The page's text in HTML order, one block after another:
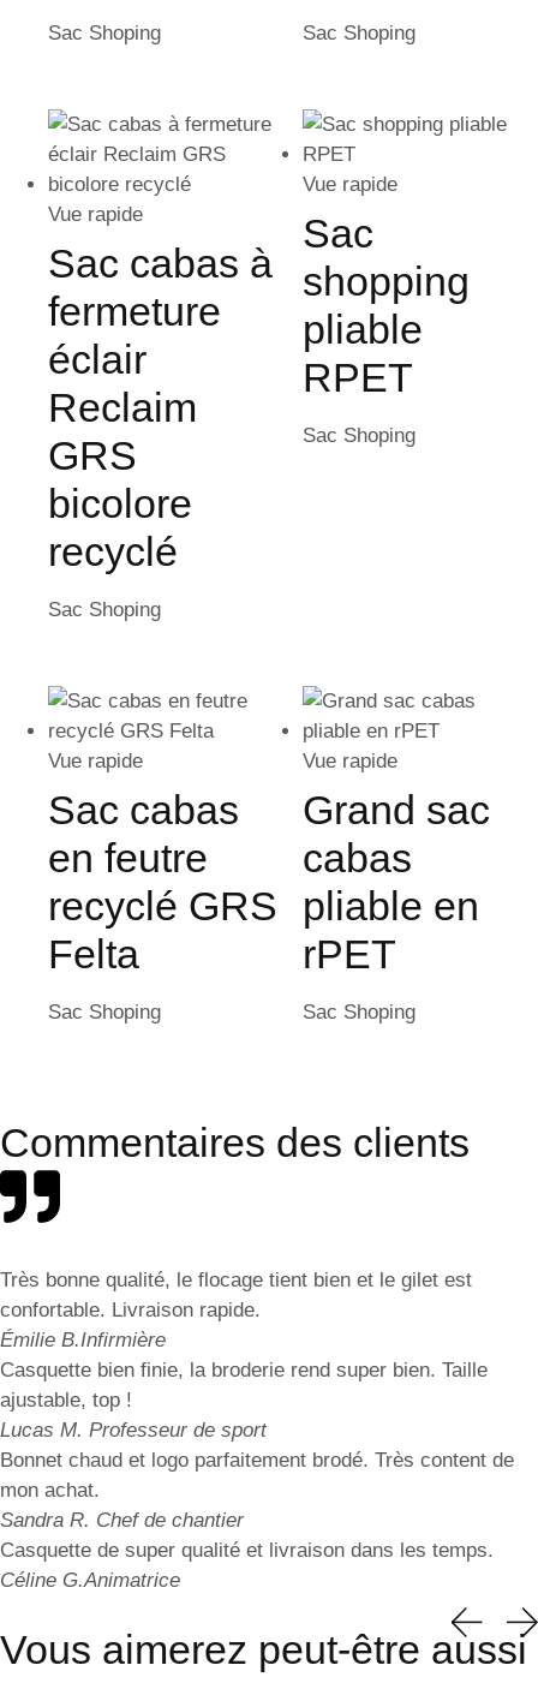
Sac Shoping Sac Shoping
Vue rapide
Sac cabas à
fermeture
éclair
Reclaim
GRS
bicolore
recyclé
Sac Shoping
Vue rapide
Sac
shopping
pliable
RPET
Sac Shoping
Vue rapide
Sac cabas
en feutre
recyclé GRS
Felta
Sac Shoping
Vue rapide
Grand sac
cabas
pliable en
rPET
Sac Shoping
Commentaires des clients
Très bonne qualité, le flocage tient bien et le gilet est
confortable. Livraison rapide.
Émilie B.Infirmière
Casquette bien finie, la broderie rend super bien. Taille
ajustable, top !
Lucas M. Professeur de sport
Bonnet chaud et logo parfaitement brodé. Très content de
mon achat.
Sandra R. Chef de chantier
Casquette de super qualité et livraison dans les temps.
Céline G.Animatrice
Vous aimerez peut-être aussi